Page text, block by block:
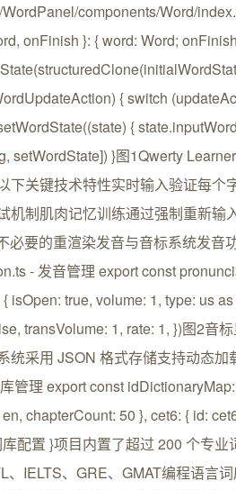
components/Word/
onFinish }: { word: Word;
{ switch
{
setWordState]) }图1Qwerty
下关键技术特性实时输入验证每个
机制肌肉记忆训练通过强制重新输
必要的重渲染发音与音标系统发音
- 发音管理 export const
isOpen: true, volume: 1, type: us
transVolume: 1, rate: 1, })图2音
统采用 JSON 格式存储支持动态加
管理 export const
chapterCount: 50 }, cet6: { id:
配置 }项目内置了超过 200 个专
IELTS、GRE、GMAT编程语言